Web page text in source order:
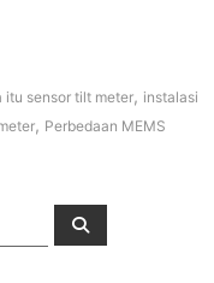
itu sensor tilt meter, instalasi
, Perbedaan MEMS
Search